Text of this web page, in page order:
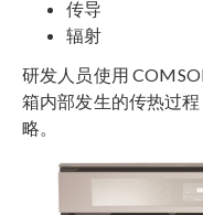
传导
辐射
研发人员使用
箱内部发生的传热过
略。